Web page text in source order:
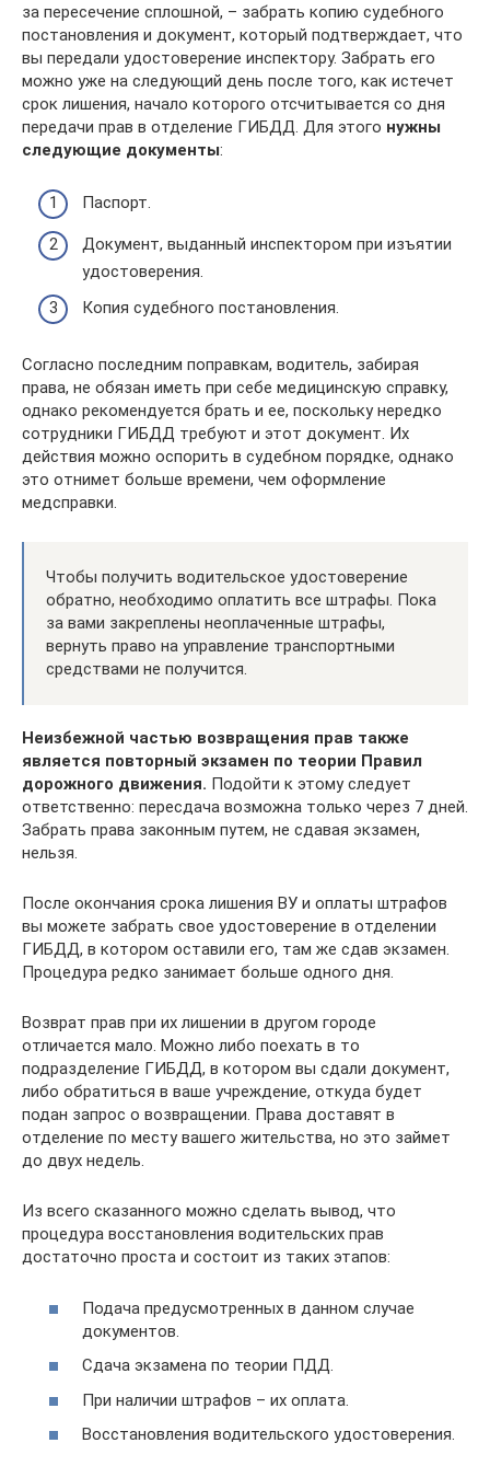
за пересечение сплошной, – забрать копию судебного
постановления и документ, который подтверждает, что
вы передали удостоверение инспектору. Забрать его
можно уже на следующий день после того, как истечет
срок лишения, начало которого отсчитывается со дня
передачи прав в отделение ГИБДД. Для этого нужны
следующие документы:
Паспорт.
Документ, выданный инспектором при изъятии
удостоверения.
Копия судебного постановления.
Согласно последним поправкам, водитель, забирая
права, не обязан иметь при себе медицинскую справку,
однако рекомендуется брать и ее, поскольку нередко
сотрудники ГИБДД требуют и этот документ. Их
действия можно оспорить в судебном порядке, однако
это отнимет больше времени, чем оформление
медсправки.
Чтобы получить водительское удостоверение
обратно, необходимо оплатить все штрафы. Пока
за вами закреплены неоплаченные штрафы,
вернуть право на управление транспортными
средствами не получится.
Неизбежной частью возвращения прав также
является повторный экзамен по теории Правил
дорожного движения. Подойти к этому следует
ответственно: пересдача возможна только через 7 дней.
Забрать права законным путем, не сдавая экзамен,
нельзя.
После окончания срока лишения ВУ и оплаты штрафов
вы можете забрать свое удостоверение в отделении
ГИБДД, в котором оставили его, там же сдав экзамен.
Процедура редко занимает больше одного дня.
Возврат прав при их лишении в другом городе
отличается мало. Можно либо поехать в то
подразделение ГИБДД, в котором вы сдали документ,
либо обратиться в ваше учреждение, откуда будет
подан запрос о возвращении. Права доставят в
отделение по месту вашего жительства, но это займет
до двух недель.
Из всего сказанного можно сделать вывод, что
процедура восстановления водительских прав
достаточно проста и состоит из таких этапов:
Подача предусмотренных в данном случае
документов.
Сдача экзамена по теории ПДД.
При наличии штрафов – их оплата.
Восстановления водительского удостоверения.